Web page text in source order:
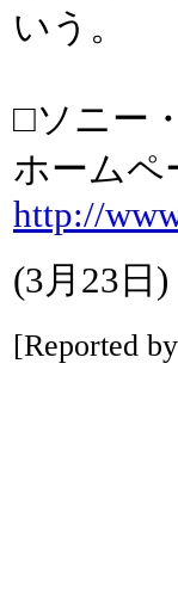
いう。
□ソニー
ホームペ
http://
(3月23日)
[Reported